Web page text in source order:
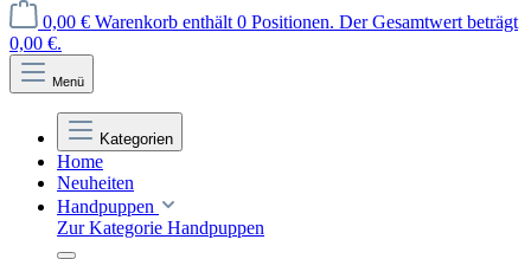
0,00 € Warenkorb enthält 0 Positionen. Der Gesamtwert beträgt
0,00 €.
Menü
Kategorien
Home
Neuheiten
Handpuppen
Zur Kategorie Handpuppen